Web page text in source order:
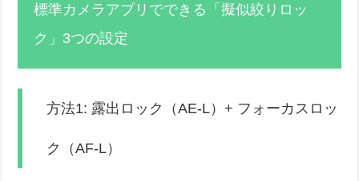
標準カメラアプリでできる「擬似絞りロッ
ク」3つの設定
方法1: 露出ロック（AE-L）+ フォーカスロッ
ク（AF-L）